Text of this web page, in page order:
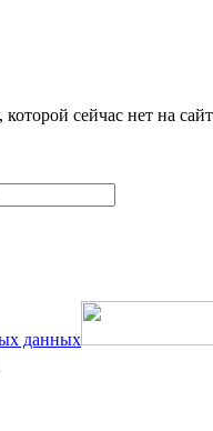
сейчас нет на
данных